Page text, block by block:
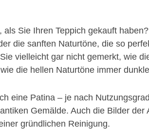
Sie Ihren Teppich gekauft
die sanften Naturtöne, die so
vielleicht gar nicht gemerkt, wie
die hellen Naturtöne immer
eine Patina – je nach
Gemälde. Auch die Bilder der
gründlichen Reinigung.